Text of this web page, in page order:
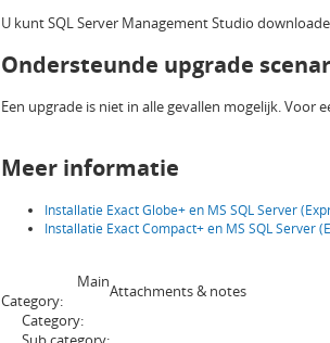
U kunt SQL Server Management Studio
Ondersteunde upgrade
Een upgrade is niet in alle gevallen mogelijk. Voor
Meer informatie
Installatie Exact Globe+ en MS SQL Server
Installatie Exact Compact+ en MS SQL Server
Main
Category:
Attachments & notes
Category: